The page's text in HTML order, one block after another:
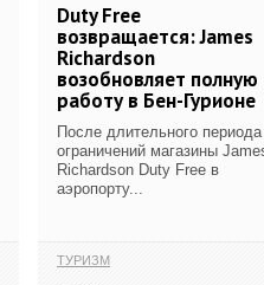
Duty Free
возвращается: James
Richardson
возобновляет полную
работу в Бен-Гурионе
После длительного периода
ограничений магазины
Richardson Duty Free в
аэропорту...
ТУРИЗМ